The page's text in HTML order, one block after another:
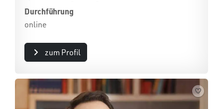
Durchführung
online
zum Profil